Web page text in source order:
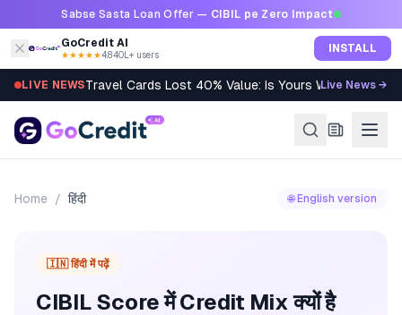
Skip to contentSabse Sasta Loan Offer — CIBIL pe Zero Impact
GoCredit AI
★★★★★4.8·40L+ users INSTALL
LIVE NEWSTravel Cards Lost 40% Value: Is Yours Worth It?
Live News →
Home / हिंदी 🌐 English version
🇮🇳 हिंदी में पढ़ें
CIBIL Score में Credit Mix क्यों है